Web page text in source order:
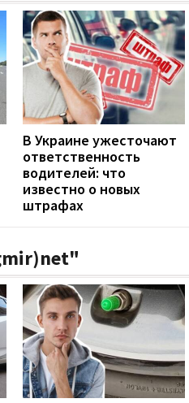
В Украине ужесточают
ответственность
водителей: что
известно о новых
штрафах